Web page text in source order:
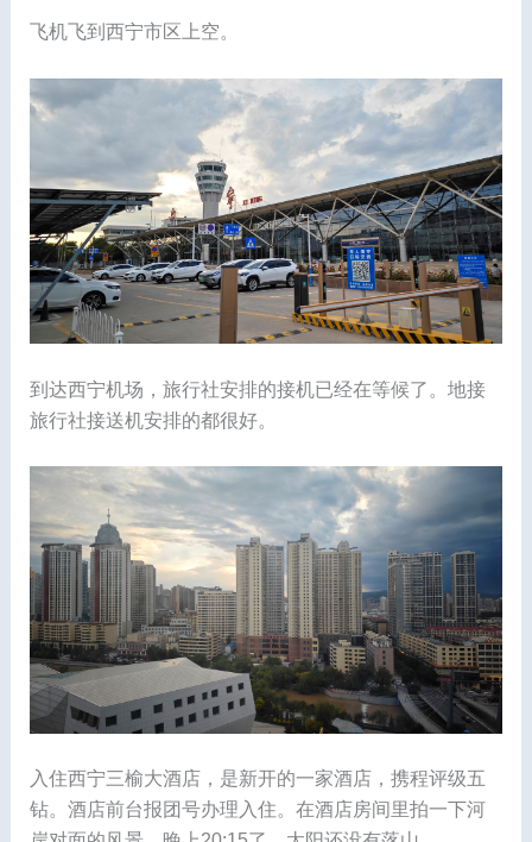
飞机飞到西宁市区上空。
到达西宁机场，旅行社安排的接机已经在等候了。地接
旅行社接送机安排的都很好。
入住西宁三榆大酒店，是新开的一家酒店，携程评级五
钻。酒店前台报团号办理入住。在酒店房间里拍一下河